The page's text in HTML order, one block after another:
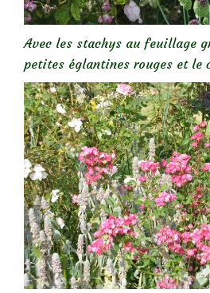
Avec les stachys au feuillage
petites églantines rouges et le